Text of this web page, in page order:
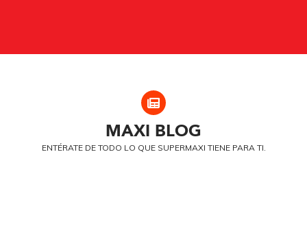
MAXI BLOG
ENTÉRATE DE TODO LO QUE SUPERMAXI TIENE PARA TI.